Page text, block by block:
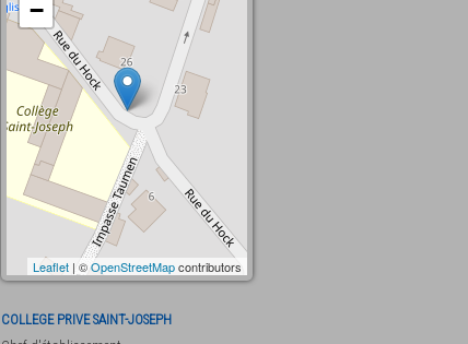
−
Leaflet | ©OpenStreetMapcontributors
COLLEGE PRIVE SAINT-JOSEPH